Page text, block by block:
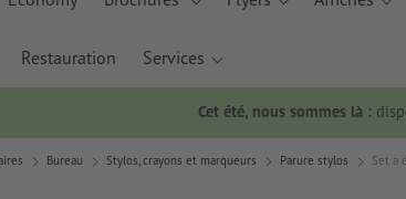
Restauration Services
Cet été, nous sommes là :
Bureau Stylos, crayons et marqueurs Parure stylos Set à